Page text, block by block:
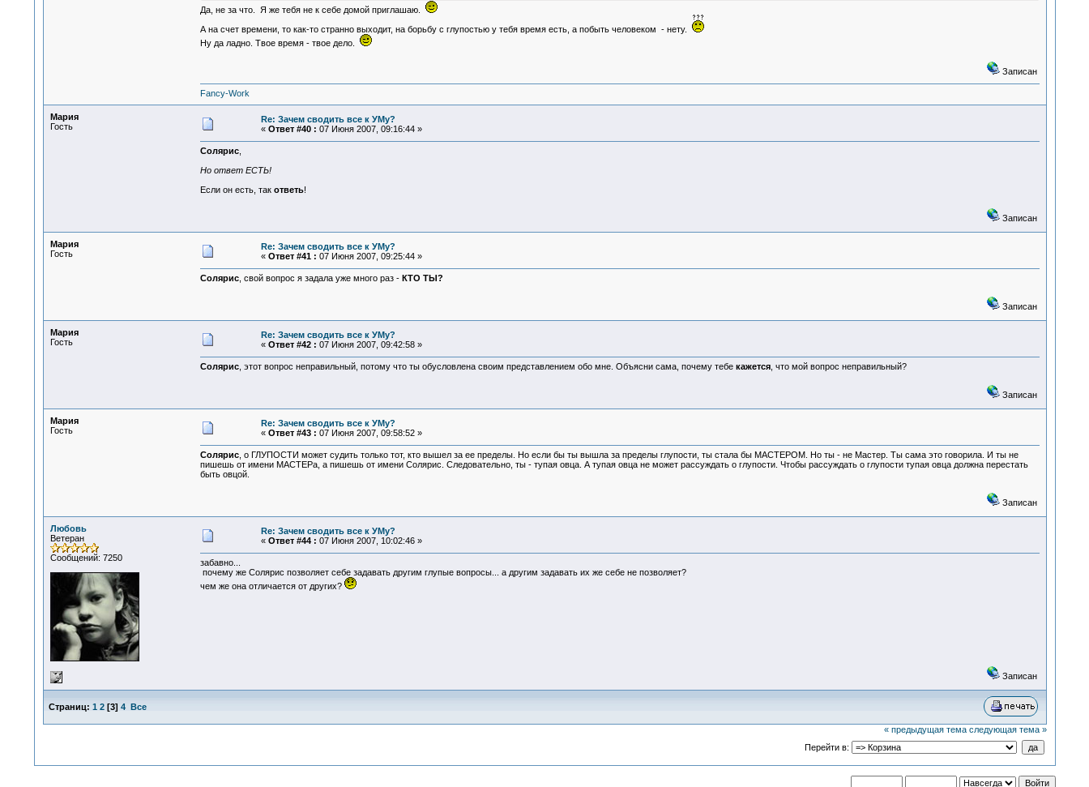
Да, не за что. Я же тебя не к себе домой приглашаю.
А на счет времени, то как-то странно выходит, на борьбу с глупостью у тебя время есть, а побыть человеком - нету.
Ну да ладно. Твое время - твое дело.
Записан
Fancy-Work
Мария
Гость
Re: Зачем сводить все к УМу?
« Ответ #40 : 07 Июня 2007, 09:16:44 »
Солярис,
Но ответ ЕСТЬ!
Если он есть, так ответь!
Записан
Мария
Гость
Re: Зачем сводить все к УМу?
« Ответ #41 : 07 Июня 2007, 09:25:44 »
Солярис, свой вопрос я задала уже много раз - КТО ТЫ?
Записан
Мария
Гость
Re: Зачем сводить все к УМу?
« Ответ #42 : 07 Июня 2007, 09:42:58 »
Солярис, этот вопрос неправильный, потому что ты обусловлена своим представлением обо мне. Объясни сама, почему тебе кажется, что мой вопрос неправильный?
Записан
Мария
Гость
Re: Зачем сводить все к УМу?
« Ответ #43 : 07 Июня 2007, 09:58:52 »
Солярис, о ГЛУПОСТИ может судить только тот, кто вышел за ее пределы. Но если бы ты вышла за пределы глупости, ты стала бы МАСТЕРОМ. Но ты - не Мастер. Ты сама это говорила. И ты не
пишешь от имени МАСТЕРа, а пишешь от имени Солярис. Следовательно, ты - тупая овца. А тупая овца не может рассуждать о глупости. Чтобы рассуждать о глупости тупая овца должна перестать
быть овцой.
Записан
Любовь
Ветеран
Сообщений: 7250
Re: Зачем сводить все к УМу?
« Ответ #44 : 07 Июня 2007, 10:02:46 »
забавно...
почему же Солярис позволяет себе задавать другим глупые вопросы... а другим задавать их же себе не позволяет?
чем же она отличается от других?
Записан
Страниц: 1 2[3] 4 Все
« предыдущая тема следующая тема »
Перейти в: